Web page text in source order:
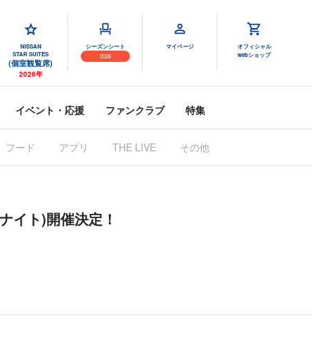
NISSAN
STAR SUITES
(個室観覧席)
2026年
シーズンシート
2026
マイページ
オフィシャル
webショップ
イベント・応援 ファンクラブ 特集
フード アプリ THE LIVE その他
イト)開催決定！